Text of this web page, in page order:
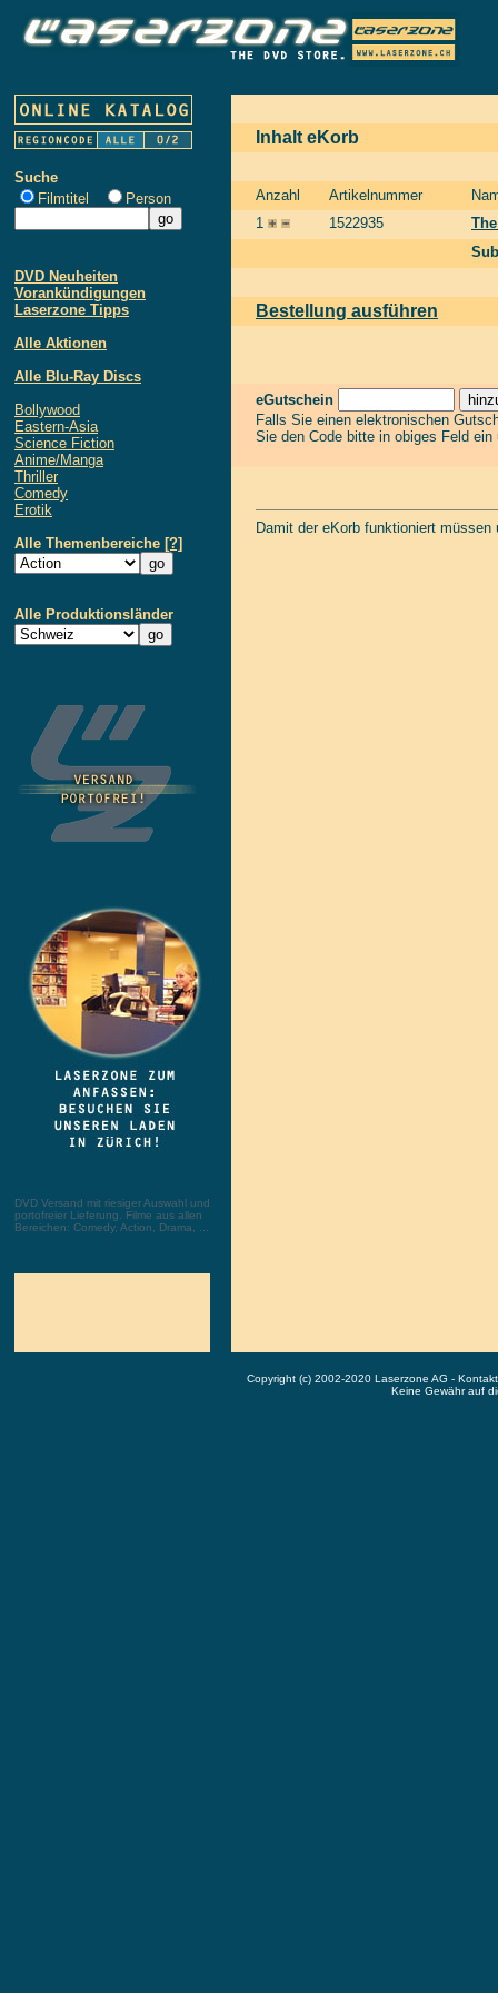
Suche
Filmtitel
Person
DVD Neuheiten
Vorankündigungen
Laserzone Tipps
Alle Aktionen
Alle Blu-Ray Discs
Bollywood
Eastern-Asia
Science Fiction
Anime/Manga
Thriller
Comedy
Erotik
Alle Themenbereiche [?]
Alle Produktionsländer
DVD Versand mit riesiger Auswahl und
portofreier Lieferung. Filme aus allen
Bereichen: Comedy, Action, Drama, ...
Inhalt eKorb
Anzahl Artikelnummer
1
1522935
Bestellung ausführen
eGutschein
Falls Sie einen elektronischen
Sie den Code bitte in obiges Feld
Damit der eKorb funktioniert
Copyright (c) 2002-2020 Laserzone AG -
Keine Gewähr auf